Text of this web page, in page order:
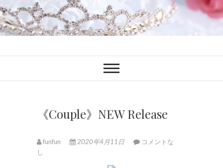
ファンブロ
《Couple》NEW Release
funfun 2020年4月11日
コメントな
し